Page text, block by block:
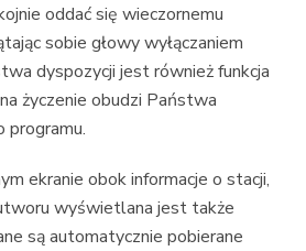
oddać się wieczornemu
sobie głowy wyłączaniem
dyspozycji jest również funkcja
życzenie obudzi Państwa
programu.
ekranie obok informacje o stacji,
wyświetlana jest także
są automatycznie pobierane